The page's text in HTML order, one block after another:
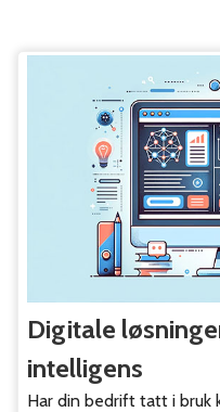
Digitale
intelligens
Har din bedrift tatt i bruk